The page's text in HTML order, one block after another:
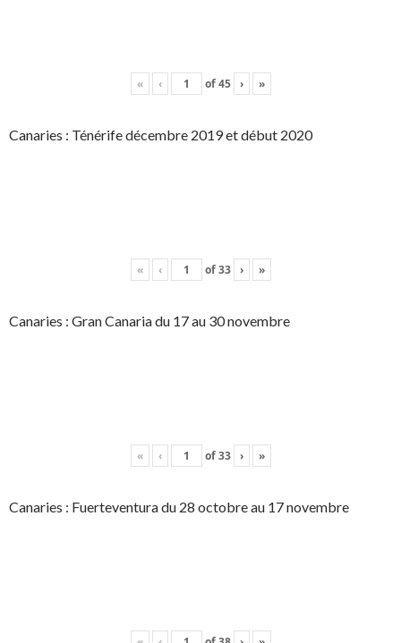
« ‹ of45 › »
Canaries : Ténérife décembre 2019 et début 2020
« ‹ of33 › »
Canaries : Gran Canaria du 17 au 30 novembre
« ‹ of33 › »
Canaries : Fuerteventura du 28 octobre au 17 novembre